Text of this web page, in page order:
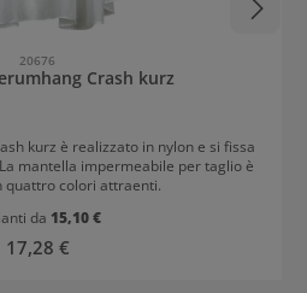
20676
Crash kurz
kurz è realizzato in nylon e si fissa
mantella impermeabile per taglio è
quattro colori attraenti.
da 15,10 €
Prezzo normale:
17,28 €